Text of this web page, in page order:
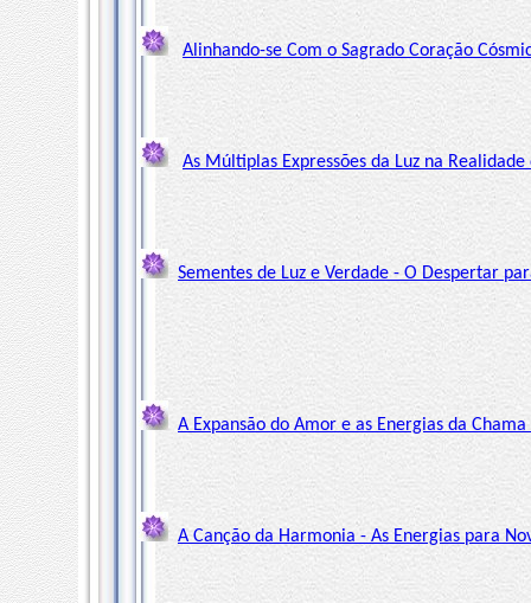
Alinhando-se Com o Sagrado Coração
As Múltiplas Expressões da Luz na
Sementes de Luz e Verdade - O Despertar
A Expansão do Amor e as Energias da
A Canção da Harmonia - As Energias para